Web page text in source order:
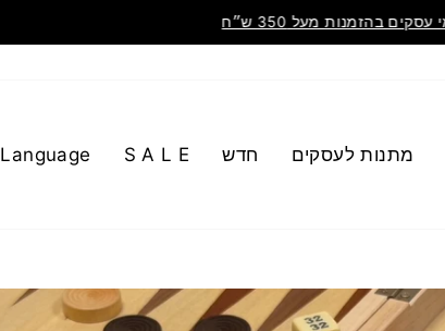
Language S A L E חדש מתנות לעסקים